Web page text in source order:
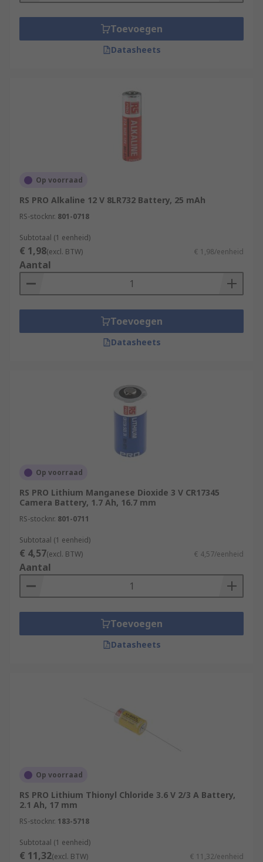
Toevoegen
Datasheets
Op voorraad
RS PRO Alkaline 12 V 8LR732 Battery, 25 mAh
RS-stocknr. 801-0718
Subtotaal (1 eenheid)
€ 1,98(excl. BTW) € 1,98/eenheid
Aantal
Toevoegen
Datasheets
Op voorraad
RS PRO Lithium Manganese Dioxide 3 V CR17345
Camera Battery, 1.7 Ah, 16.7 mm
RS-stocknr. 801-0711
Subtotaal (1 eenheid)
€ 4,57(excl. BTW) € 4,57/eenheid
Aantal
Toevoegen
Datasheets
Op voorraad
RS PRO Lithium Thionyl Chloride 3.6 V 2/3 A Battery,
2.1 Ah, 17 mm
RS-stocknr. 183-5718
Subtotaal (1 eenheid)
€ 11,32(excl. BTW) € 11,32/eenheid